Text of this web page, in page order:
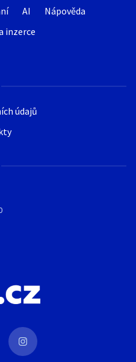
AI
Nápověda
inzerce
údajů